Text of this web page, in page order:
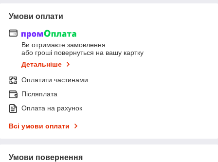
Умови оплати
Ви отримаєте замовлення
або гроші повернуться на вашу картку
Детальніше
Оплатити частинами
Післяплата
Оплата на рахунок
Всі умови оплати
Умови повернення